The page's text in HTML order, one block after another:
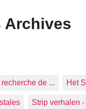
Archives
de ... Het
Strip verhalen